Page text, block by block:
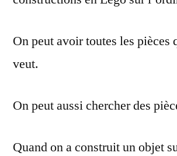
On peut avoir toutes les pièces
veut.
On peut aussi chercher des
Quand on a construit un objet